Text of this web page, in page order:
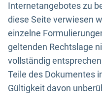
Internetangebotes zu
diese Seite verwiesen
einzelne
geltenden Rechtslage
vollständig
Teile des Dokumentes
Gültigkeit davon